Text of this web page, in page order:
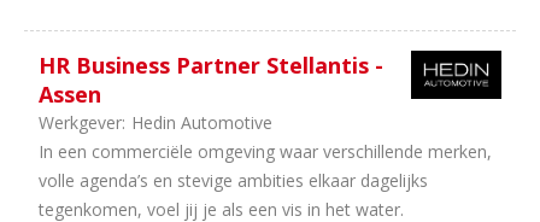
24
uur
uur
HR Business Partner Stellantis -
Assen
Werkgever: Hedin Automotive
In een commerciële omgeving waar verschillende merken,
volle agenda’s en stevige ambities elkaar dagelijks
tegenkomen, voel jij je als een vis in het water.